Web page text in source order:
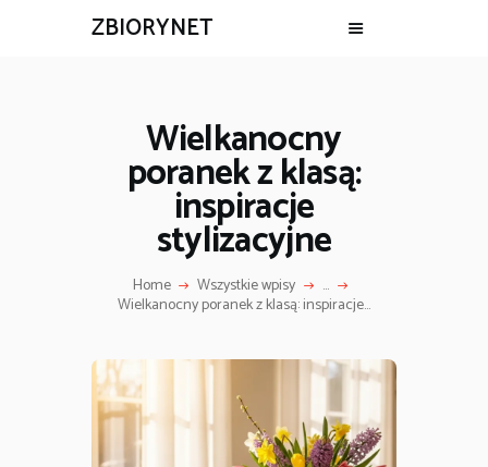
ZBIORYNET
Wielkanocny
poranek z klasą:
inspiracje
stylizacyjne
Home Wszystkie wpisy ...
Wielkanocny poranek z klasą: inspiracje...